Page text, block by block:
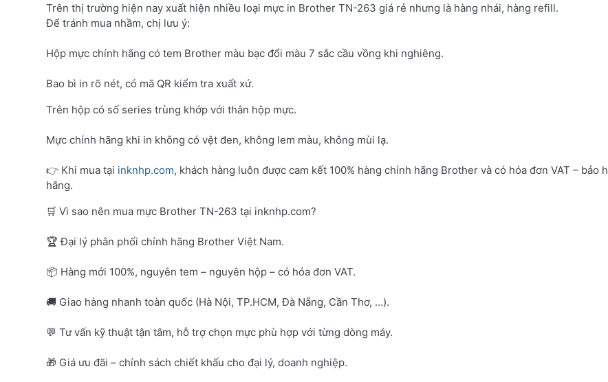
Trên thị trường hiện nay xuất hiện nhiều loại mực in Brother TN-263 giá rẻ nhưng là hàng nhái, hàng refill.
Để tránh mua nhầm, chị lưu ý:
Hộp mực chính hãng có tem Brother màu bạc đổi màu 7 sắc cầu vồng khi nghiêng.
Bao bì in rõ nét, có mã QR kiểm tra xuất xứ.
Trên hộp có số series trùng khớp với thân hộp mực.
Mực chính hãng khi in không có vệt đen, không lem màu, không mùi lạ.
👉 Khi mua tại inknhp.com, khách hàng luôn được cam kết 100% hàng chính hãng Brother và có hóa đơn VAT – bảo
hãng.
🛒 Vì sao nên mua mực Brother TN-263 tại inknhp.com?
🏆 Đại lý phân phối chính hãng Brother Việt Nam.
📦 Hàng mới 100%, nguyên tem – nguyên hộp – có hóa đơn VAT.
🚚 Giao hàng nhanh toàn quốc (Hà Nội, TP.HCM, Đà Nẵng, Cần Thơ, …).
💬 Tư vấn kỹ thuật tận tâm, hỗ trợ chọn mực phù hợp với từng dòng máy.
🎁 Giá ưu đãi – chính sách chiết khấu cho đại lý, doanh nghiệp.